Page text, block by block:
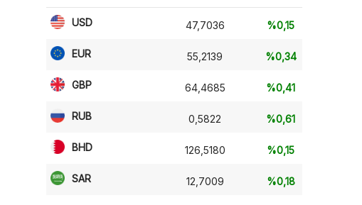
USD 47,7036 %0,15
EUR 55,2139 %0,34
GBP 64,4685 %0,41
RUB 0,5822 %0,61
BHD 126,5180 %0,15
SAR 12,7009 %0,18